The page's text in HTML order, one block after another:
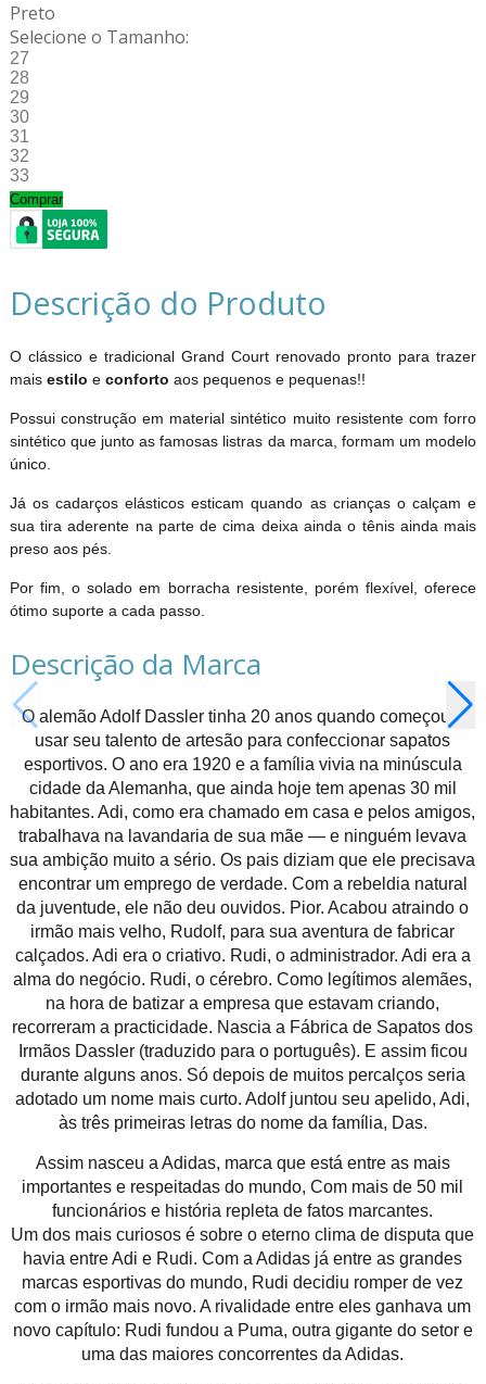
Preto
Selecione o Tamanho:
27
28
29
30
31
32
33
Comprar
Descrição do Produto
O clássico e tradicional Grand Court renovado pronto para trazer
mais estilo e conforto aos pequenos e pequenas!!
Possui construção em material sintético muito resistente com forro
sintético que junto as famosas listras da marca, formam um modelo
único.
Já os cadarços elásticos esticam quando as crianças o calçam e
sua tira aderente na parte de cima deixa ainda o tênis ainda mais
preso aos pés.
Por fim, o solado em borracha resistente, porém flexível, oferece
ótimo suporte a cada passo.
Descrição da Marca
O alemão Adolf Dassler tinha 20 anos quando começou a
usar seu talento de artesão para confeccionar sapatos
esportivos. O ano era 1920 e a família vivia na minúscula
cidade da Alemanha, que ainda hoje tem apenas 30 mil
habitantes. Adi, como era chamado em casa e pelos amigos,
trabalhava na lavandaria de sua mãe — e ninguém levava
sua ambição muito a sério. Os pais diziam que ele precisava
encontrar um emprego de verdade. Com a rebeldia natural
da juventude, ele não deu ouvidos. Pior. Acabou atraindo o
irmão mais velho, Rudolf, para sua aventura de fabricar
calçados. Adi era o criativo. Rudi, o administrador. Adi era a
alma do negócio. Rudi, o cérebro. Como legítimos alemães,
na hora de batizar a empresa que estavam criando,
recorreram a practicidade. Nascia a Fábrica de Sapatos dos
Irmãos Dassler (traduzido para o português). E assim ficou
durante alguns anos. Só depois de muitos percalços seria
adotado um nome mais curto. Adolf juntou seu apelido, Adi,
às três primeiras letras do nome da família, Das.
Assim nasceu a Adidas, marca que está entre as mais
importantes e respeitadas do mundo, Com mais de 50 mil
funcionários e história repleta de fatos marcantes.
Um dos mais curiosos é sobre o eterno clima de disputa que
havia entre Adi e Rudi. Com a Adidas já entre as grandes
marcas esportivas do mundo, Rudi decidiu romper de vez
com o irmão mais novo. A rivalidade entre eles ganhava um
novo capítulo: Rudi fundou a Puma, outra gigante do setor e
uma das maiores concorrentes da Adidas.